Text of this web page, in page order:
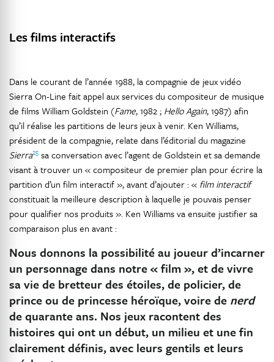
Les films interactifs
Dans le courant de l’année 1988, la compagnie de jeux vidéo
Sierra On-Line fait appel aux services du compositeur de musique
de films William Goldstein (Fame, 1982 ; Hello Again, 1987) afin
qu’il réalise les partitions de leurs jeux à venir. Ken Williams,
président de la compagnie, relate dans l’éditorial du magazine
Sierra25 sa conversation avec l’agent de Goldstein et sa demande
visant à trouver un « compositeur de premier plan pour écrire la
partition d’un film interactif », avant d’ajouter : « film interactif
constituait la meilleure description à laquelle je pouvais penser
pour qualifier nos produits ». Ken Williams va ensuite justifier sa
comparaison plus en avant :
Nous donnons la possibilité au joueur d’incarner
un personnage dans notre « film », et de vivre
sa vie de bretteur des étoiles, de policier, de
prince ou de princesse héroïque, voire de nerd
de quarante ans. Nos jeux racontent des
histoires qui ont un début, un milieu et une fin
clairement définis, avec leurs gentils et leurs